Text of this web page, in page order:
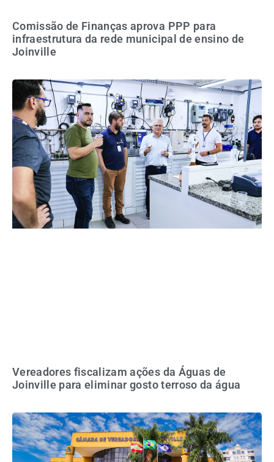
Comissão de Finanças aprova PPP para
infraestrutura da rede municipal de ensino de
Joinville
Vereadores fiscalizam ações da Águas de
Joinville para eliminar gosto terroso da água